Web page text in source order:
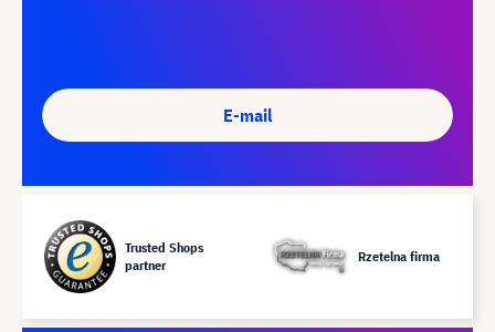
E-mail
Trusted Shops
partner
Rzetelna firma